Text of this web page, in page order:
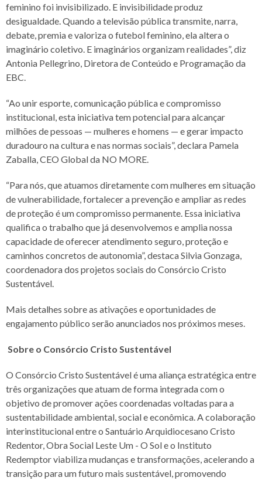
feminino foi invisibilizado. E invisibilidade produz
desigualdade. Quando a televisão pública transmite, narra,
debate, premia e valoriza o futebol feminino, ela altera o
imaginário coletivo. E imaginários organizam realidades”, diz
Antonia Pellegrino, Diretora de Conteúdo e Programação da
EBC.
“Ao unir esporte, comunicação pública e compromisso
institucional, esta iniciativa tem potencial para alcançar
milhões de pessoas — mulheres e homens — e gerar impacto
duradouro na cultura e nas normas sociais”, declara Pamela
Zaballa, CEO Global da NO MORE.
“Para nós, que atuamos diretamente com mulheres em situação
de vulnerabilidade, fortalecer a prevenção e ampliar as redes
de proteção é um compromisso permanente. Essa iniciativa
qualifica o trabalho que já desenvolvemos e amplia nossa
capacidade de oferecer atendimento seguro, proteção e
caminhos concretos de autonomia”, destaca Silvia Gonzaga,
coordenadora dos projetos sociais do Consórcio Cristo
Sustentável.
Mais detalhes sobre as ativações e oportunidades de
engajamento público serão anunciados nos próximos meses.
Sobre o Consórcio Cristo Sustentável
O Consórcio Cristo Sustentável é uma aliança estratégica entre
três organizações que atuam de forma integrada com o
objetivo de promover ações coordenadas voltadas para a
sustentabilidade ambiental, social e econômica. A colaboração
interinstitucional entre o Santuário Arquidiocesano Cristo
Redentor, Obra Social Leste Um - O Sol e o Instituto
Redemptor viabiliza mudanças e transformações, acelerando a
transição para um futuro mais sustentável, promovendo